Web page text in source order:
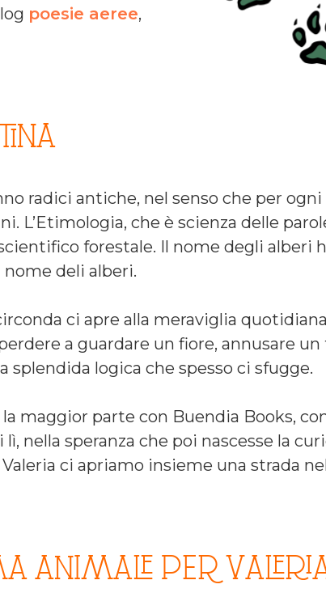
poesie aeree,
radici antiche, nel senso che per ogni
L’Etimologia, che è scienza delle
forestale. Il nome degli alberi
deli alberi.
ci apre alla meraviglia
a guardare un fiore, annusare
logica che spesso ci sfugge.
maggior parte con Buendia Books,
nella speranza che poi nascesse la
ci apriamo insieme una strada
ANIMALE PER